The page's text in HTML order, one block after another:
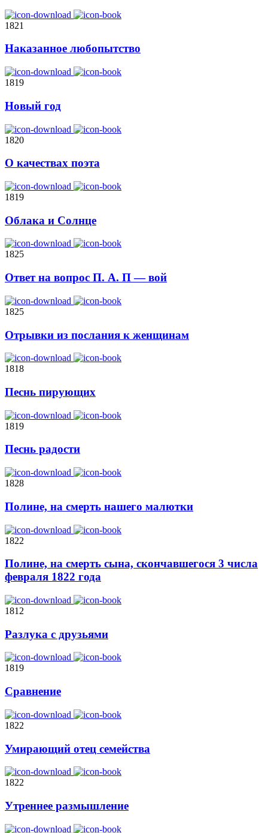
1821
Наказанное любопытство
1819
Новый год
1820
О качествах поэта
1819
Облака и Солнце
1825
Ответ на вопрос П. А. П — вой
1825
Отрывки из послания к женщинам
1818
Песнь пирующих
1819
Песнь радости
1828
Полине, на смерть нашего малютки
1822
Полине, на смерть сына, скончавшегося 3 числа
февраля 1822 года
1812
Разлука с друзьями
1819
Сравнение
1822
Умирающий отец семейства
1822
Утреннее размышление